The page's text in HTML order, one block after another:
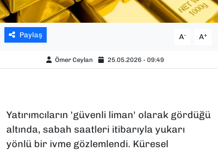
Paylaş A- A+
Ömer Ceylan 25.05.2026 - 09:49
Yatırımcıların 'güvenli liman' olarak gördüğü
altında, sabah saatleri itibarıyla yukarı
yönlü bir ivme gözlemlendi. Küresel
YEREL YÖNETİMLER